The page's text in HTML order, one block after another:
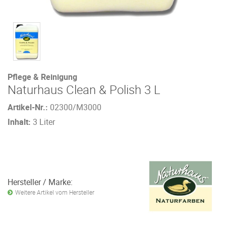
Pflege & Reinigung
Naturhaus Clean & Polish 3 L
Artikel-Nr.: 02300/M3000
Inhalt: 3 Liter
Hersteller / Marke:
Weitere Artikel vom Hersteller